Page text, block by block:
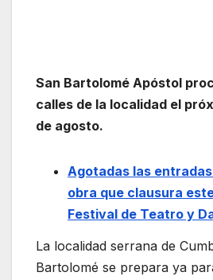
San Bartolomé Apóstol
calles de la localidad el
de agosto.
Agotadas las entradas
obra que clausura
Festival de Teatro y
La localidad serrana de
Bartolomé se prepara ya